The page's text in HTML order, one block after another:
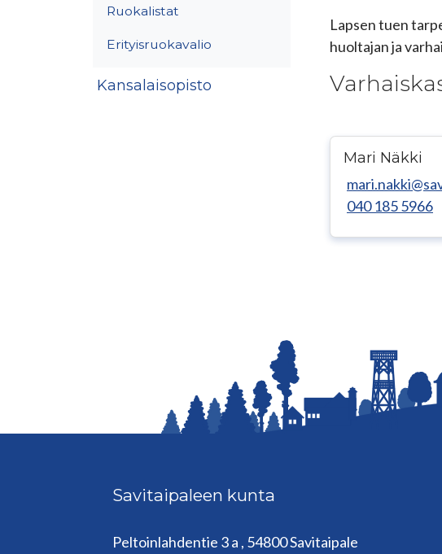
Ruokalistat
Erityisruokavalio
Kansalaisopisto
Lapsen tuen
huoltajan ja
Mari Näkki
040 185 5966
Savitaipaleen kunta
Peltoinlahdentie 3 a , 54800 Savitaipale